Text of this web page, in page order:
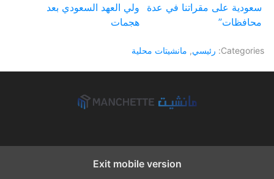
سعودية على مقراتنا في عدة
محافظات”
ولي العهد السعودي بعد
هجمات
Categories: رئيسي, مانشيتات محلية
Exit mobile version